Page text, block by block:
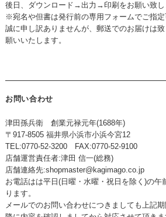
後日、ダウンロード→出力→印刷をお願い致し
※宛名や但書は発行前の専用フォームでご指定
誠に申し訳ありませんが、郵送でのお届けは
願いいたします。
お問い合わせ
津田孫兵衛 創業元禄元年(1688年)
〒917-8505 福井県小浜市小浜今宮12
TEL:0770-52-3200 FAX:0770-52-9100
店舗運営責任者:津田 信一(総務)
店舗連絡先:shopmaster@kagimago.co.jp
お電話はは平日(日曜・水曜・祝日を除く)の午
ります。
メールでのお問い合わせにつきましても上記